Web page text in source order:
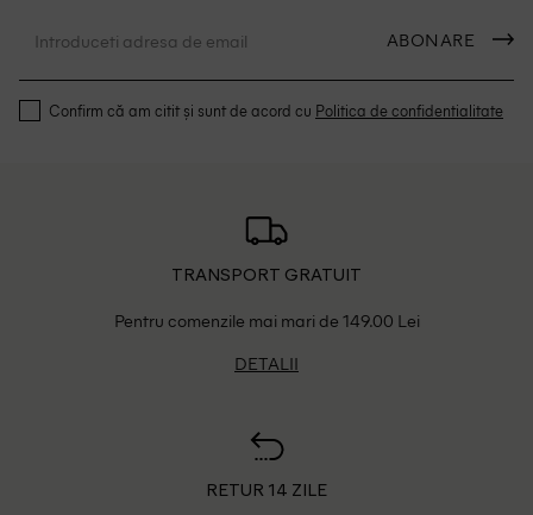
ABONARE
Confirm că am citit și sunt de acord cu Politica de confidentialitate
TRANSPORT GRATUIT
Pentru comenzile mai mari de 149.00 Lei
DETALII
RETUR 14 ZILE